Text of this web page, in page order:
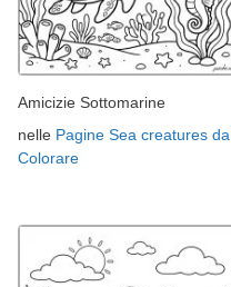
Amicizie Sottomarine
nelle Pagine Sea creatures da
Colorare